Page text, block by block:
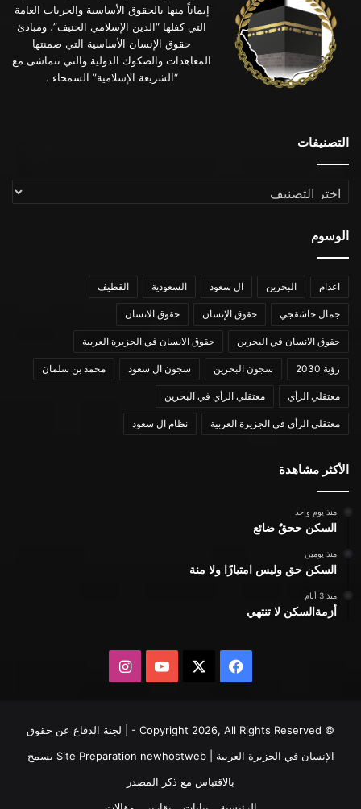
إيماناً منها بالحقوق الأساسية والحريات العامة
التي كفلها “الدين الإسلامي الحنيف”، ومبادئ
حقوق الإنسان الأساسية التي ضمنتها
المعاهدات والصكوك الدولية والتي تتماشى مع
“الشريعة الإسلامية” السمحاء .
التصنيفات
التصنيفات
الوسوم
اعدام البحرين ال سعود السعودية القطيف
جمال خاشقجي حقوق الإنسان حقوق الانسان
حقوق الانسان في البحرين حقوق الانسان في الجزيرة العربية
رؤية 2030 سجون البحرين سجون ال سعود محمد بن سلمان
معتقلي الرأي معتقلي الرأي في البحرين
معتقلي الرأي في الجزيرة العربية نظام ال سعود
الأكثر مشاهدة
منذ يوم واحد
السكن ححقٌ ضائع
منذ يومين
السكن حق وليس امتيازًا ولا منة
منذ 3 أيام
أزمةالسكن لا تنتهي
فيسبوك يوتيوبانستقرام
© Copyright 2026, All Rights Reserved - | لجنة الدفاع عن حقوق
الإنسان في الجزيرة العربية | Site Preparationnewhostweb
يسمح
بالاقتباس مع ذكر المصدر